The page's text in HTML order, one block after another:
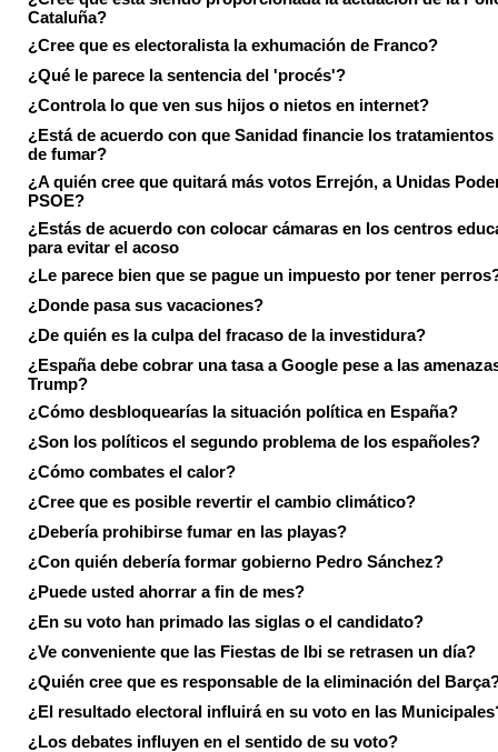
Cataluña?
¿Cree que es electoralista la exhumación de Franco?
¿Qué le parece la sentencia del 'procés'?
¿Controla lo que ven sus hijos o nietos en internet?
¿Está de acuerdo con que Sanidad financie los tratamientos
de fumar?
¿A quién cree que quitará más votos Errejón, a Unidas
PSOE?
¿Estás de acuerdo con colocar cámaras en los centros
para evitar el acoso
¿Le parece bien que se pague un impuesto por tener
¿Donde pasa sus vacaciones?
¿De quién es la culpa del fracaso de la investidura?
¿España debe cobrar una tasa a Google pese a las
Trump?
¿Cómo desbloquearías la situación política en España?
¿Son los políticos el segundo problema de los españoles?
¿Cómo combates el calor?
¿Cree que es posible revertir el cambio climático?
¿Debería prohibirse fumar en las playas?
¿Con quién debería formar gobierno Pedro Sánchez?
¿Puede usted ahorrar a fin de mes?
¿En su voto han primado las siglas o el candidato?
¿Ve conveniente que las Fiestas de Ibi se retrasen un día?
¿Quién cree que es responsable de la eliminación del
¿El resultado electoral influirá en su voto en las
¿Los debates influyen en el sentido de su voto?